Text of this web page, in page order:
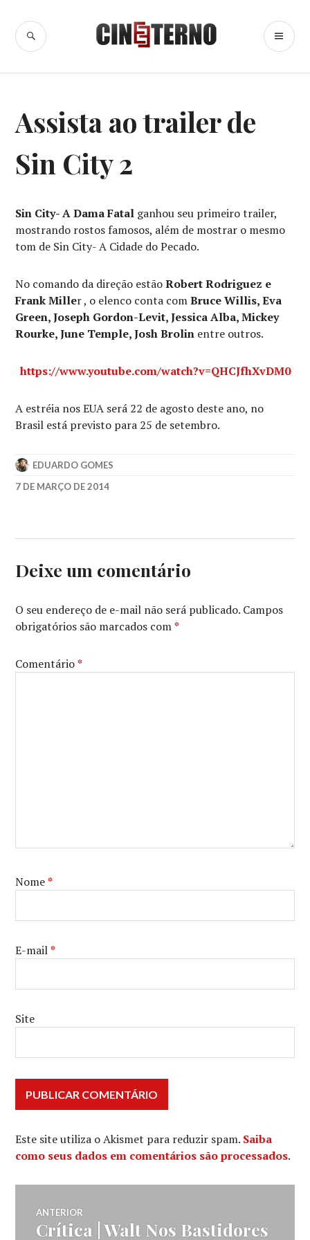
para
conteúdo
Cine Eterno
BUSCA
Assista ao trailer de
Sin City 2
Sin City- A Dama Fatal ganhou seu primeiro trailer,
mostrando rostos famosos, além de mostrar o mesmo
tom de Sin City- A Cidade do Pecado.
No comando da direção estãoRobert Rodriguez e
Frank Miller , o elenco conta comBruce Willis, Eva
Green, Joseph Gordon-Levit, Jessica Alba, Mickey
Rourke, June Temple, Josh Brolin entre outros.
https://www.youtube.com/watch?v=QHCJfhXvDM0
A estréia nos EUA será 22 de agosto deste ano, no
Brasil está previsto para 25 de setembro.
EDUARDO GOMES
7 DE MARÇO DE 2014
JOSH
BROLIN,
RODRIGUEZ
CITY
Deixe um comentário
O seu endereço de e-mail não será publicado. Campos
obrigatórios são marcados com*
Comentário*
Nome*
E-mail*
Site
Este site utiliza o Akismet para reduzir spam. Saiba
como seus dados em comentários são processados.
Navegação
ANTERIOR
Post
Crítica | Walt Nos Bastidores